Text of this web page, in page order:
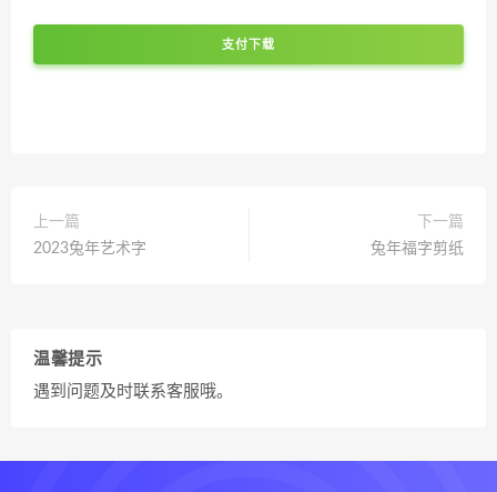
支付下载
上一篇
2023兔年艺术字
下一篇
兔年福字剪纸
温馨提示
遇到问题及时联系客服哦。